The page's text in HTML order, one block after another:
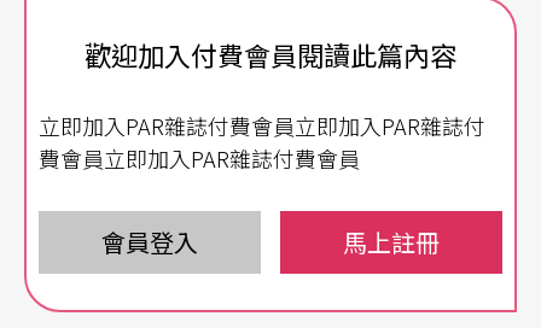
歡迎加入付費會員閱讀此篇內容
立即加入PAR雜誌付費會員立即加入PAR雜誌付
費會員立即加入PAR雜誌付費會員
會員登入 馬上註冊